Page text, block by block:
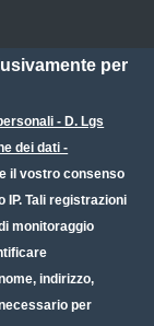
per
- D. Lgs
dei dati -
il vostro consenso
Tali registrazioni
monitoraggio
indirizzo,
per